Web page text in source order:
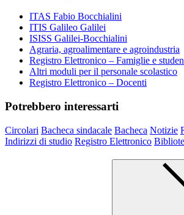
ITAS Fabio Bocchialini
ITIS Galileo Galilei
ISISS Galilei-Bocchialini
Agraria, agroalimentare e agroindustria
Registro Elettronico – Famiglie e
Altri moduli per il personale scolastico
Registro Elettronico – Docenti
Potrebbero interessarti
Circolari Bacheca sindacale Bacheca Notizie
Indirizzi di studio Registro Elettronico